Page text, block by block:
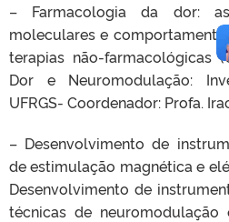
– Farmacologia da dor:
moleculares e
terapias não-farmacológicas
Dor e Neuromodulação:
UFRGS- Coordenador: Profa.
– Desenvolvimento de
de estimulação magnética e
Desenvolvimento de
técnicas de